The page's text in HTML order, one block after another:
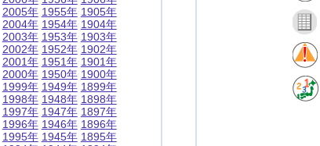
2005年
2004年
2003年
2002年
2001年
2000年
1999年
1998年
1997年
1996年
1995年
1955年
1954年
1953年
1952年
1951年
1950年
1949年
1948年
1947年
1946年
1945年
1905年
1904年
1903年
1902年
1901年
1900年
1899年
1898年
1897年
1896年
1895年